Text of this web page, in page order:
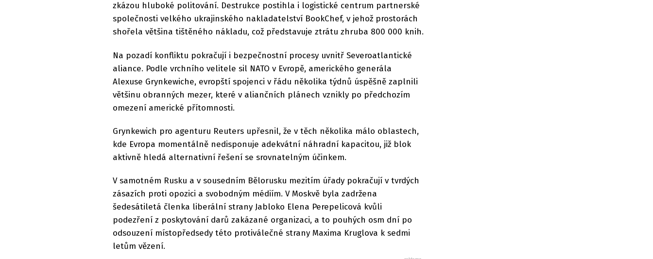
zkázou hluboké politování. Destrukce postihla i logistické centrum partnerské
společnosti velkého ukrajinského nakladatelství BookChef, v jehož prostorách
shořela většina tištěného nákladu, což představuje ztrátu zhruba 800 000 knih.
Na pozadí konfliktu pokračují i bezpečnostní procesy uvnitř Severoatlantické
aliance. Podle vrchního velitele sil NATO v Evropě, amerického generála
Alexuse Grynkewiche, evropští spojenci v řádu několika týdnů úspěšně zaplnili
většinu obranných mezer, které v aliančních plánech vznikly po předchozím
omezení americké přítomnosti.
Grynkewich pro agenturu Reuters upřesnil, že v těch několika málo oblastech,
kde Evropa momentálně nedisponuje adekvátní náhradní kapacitou, již blok
aktivně hledá alternativní řešení se srovnatelným účinkem.
V samotném Rusku a v sousedním Bělorusku mezitím úřady pokračují v tvrdých
zásazích proti opozici a svobodným médiím. V Moskvě byla zadržena
šedesátiletá členka liberální strany Jabloko Elena Perepelicová kvůli
podezření z poskytování darů zakázané organizaci, a to pouhých osm dní po
odsouzení místopředsedy této protiválečné strany Maxima Kruglova k sedmi
letům vězení.